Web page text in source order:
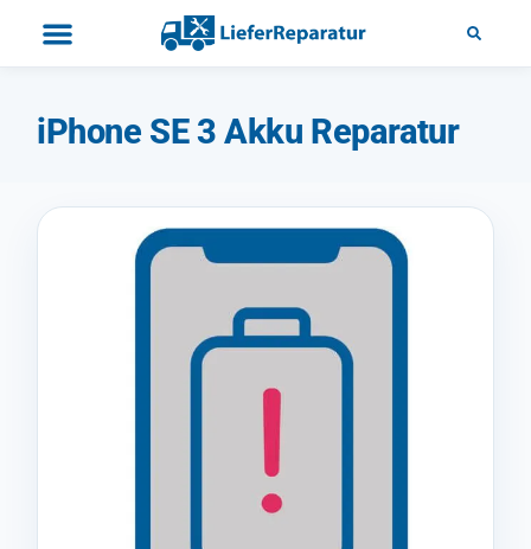
iPhone SE 3 Akku Reparatur